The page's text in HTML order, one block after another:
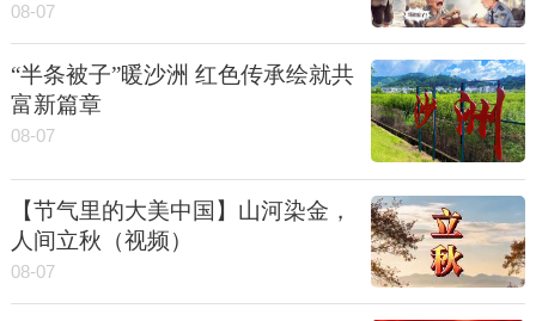
08-07
“半条被子”暖沙洲 红色传承绘就共
富新篇章
08-07
【节气里的大美中国】山河染金，
人间立秋（视频）
08-07